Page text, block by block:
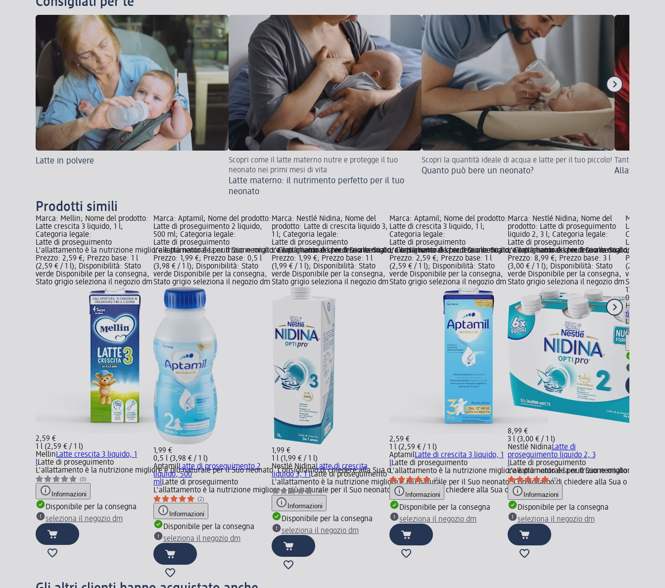
Latte in polvere
Scopri come il latte materno nutre e protegge il tuo
neonato nei primi mesi di vita
Latte materno: il nutrimento perfetto per il tuo
neonato
Scopri la quantità ideale di acqua e latte per il tuo piccolo!
Quanto può bere un neonato?
Tanti vantaggi
Prodotti simili
Marca: Mellin; Nome del prodotto:
Latte crescita 3 liquido, 1 l;
Categoria legale:
Latte di proseguimento
L'allattamento è la nutrizione migliore e più naturale per il Suo neonato. Consigliamo di chiedere alla Sua o;
Prezzo: 2,59 €; Prezzo base: 1 l
(2,59 € / 1 l); Disponibilità: Stato
verde Disponibile per la consegna,
Stato grigio seleziona il negozio dm
2,59 €
1 l (2,59 € / 1 l)
MellinLatte crescita 3 liquido, 1
lLatte di proseguimento
L'allattamento è la nutrizione migliore e più naturale per il Suo neonato. Consigliamo di chiedere alla Sua o
(0)
Informazioni
Disponibile per la consegna
seleziona il negozio dm
Marca: Aptamil; Nome del prodotto:
Latte di proseguimento 2 liquido,
500 ml; Categoria legale:
Latte di proseguimento
L'allattamento è la nutrizione migliore e più naturale per il Suo neonato. Consigliamo di chiedere alla Sua o;
Prezzo: 1,99 €; Prezzo base: 0,5 l
(3,98 € / 1 l); Disponibilità: Stato
verde Disponibile per la consegna,
Stato grigio seleziona il negozio dm
1,99 €
0,5 l (3,98 € / 1 l)
AptamilLatte di proseguimento 2
liquido, 500
mlLatte di proseguimento
L'allattamento è la nutrizione migliore e più naturale per il Suo neonato. Consigliamo di chiedere alla Sua o
(2)
Informazioni
Disponibile per la consegna
seleziona il negozio dm
Marca: Nestlé Nidina; Nome del
prodotto: Latte di crescita liquido 3,
1 l; Categoria legale:
Latte di proseguimento
L'allattamento è la nutrizione migliore e più naturale per il Suo neonato. Consigliamo di chiedere alla Sua o;
Prezzo: 1,99 €; Prezzo base: 1 l
(1,99 € / 1 l); Disponibilità: Stato
verde Disponibile per la consegna,
Stato grigio seleziona il negozio dm
1,99 €
1 l (1,99 € / 1 l)
Nestlé NidinaLatte di crescita
liquido 3, 1 lLatte di proseguimento
L'allattamento è la nutrizione migliore e più naturale per il Suo neonato. Consigliamo di chiedere alla Sua o
(0)
Informazioni
Disponibile per la consegna
seleziona il negozio dm
Marca: Aptamil; Nome del prodotto:
Latte di crescita 3 liquido, 1 l;
Categoria legale:
Latte di proseguimento
L'allattamento è la nutrizione migliore e più naturale per il Suo neonato.
Prezzo: 2,59 €; Prezzo base: 1 l
(2,59 € / 1 l); Disponibilità: Stato
verde Disponibile per la consegna,
Stato grigio seleziona il negozio dm
2,59 €
1 l (2,59 € / 1 l)
AptamilLatte di crescita 3 liquido, 1
lLatte di proseguimento
L'allattamento è la nutrizione migliore e più naturale per il Suo neonato.
(5)
Informazioni
Disponibile per la consegna
seleziona il negozio dm
Marca: Nestlé Nidina; Nome del
prodotto: Latte di proseguimento
liquido 2, 3 l; Categoria legale:
Latte di proseguimento
L'allattamento è la nutrizione migliore e più
Prezzo: 8,99 €; Prezzo base: 3 l
(3,00 € / 1 l); Disponibilità: Stato
verde Disponibile per la consegna,
Stato grigio seleziona il negozio dm
8,99 €
3 l (3,00 € / 1 l)
Nestlé NidinaLatte di
proseguimento liquido 2, 3
lLatte di proseguimento
L'allattamento è la nutrizione migliore e più
(1)
Informazioni
Disponibile per la consegna
seleziona il negozio dm
Marca:
Latte
Categoria
Latte di
Prezzo:
(23,17 € / 1
verde
Stato
13,90 €
0,6 kg
HiPP
600 g